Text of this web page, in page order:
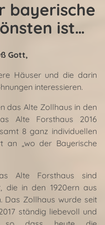
bayerische
ist…
Gott,
Häuser und die darin
interessieren.
das Alte Zollhaus in den
Alte Forsthaus 2016
8 ganz individuellen
an „wo der Bayerische
Alte Forsthaus sind
die in den 1920ern aus
Das Zollhaus wurde seit
ständig liebevoll und